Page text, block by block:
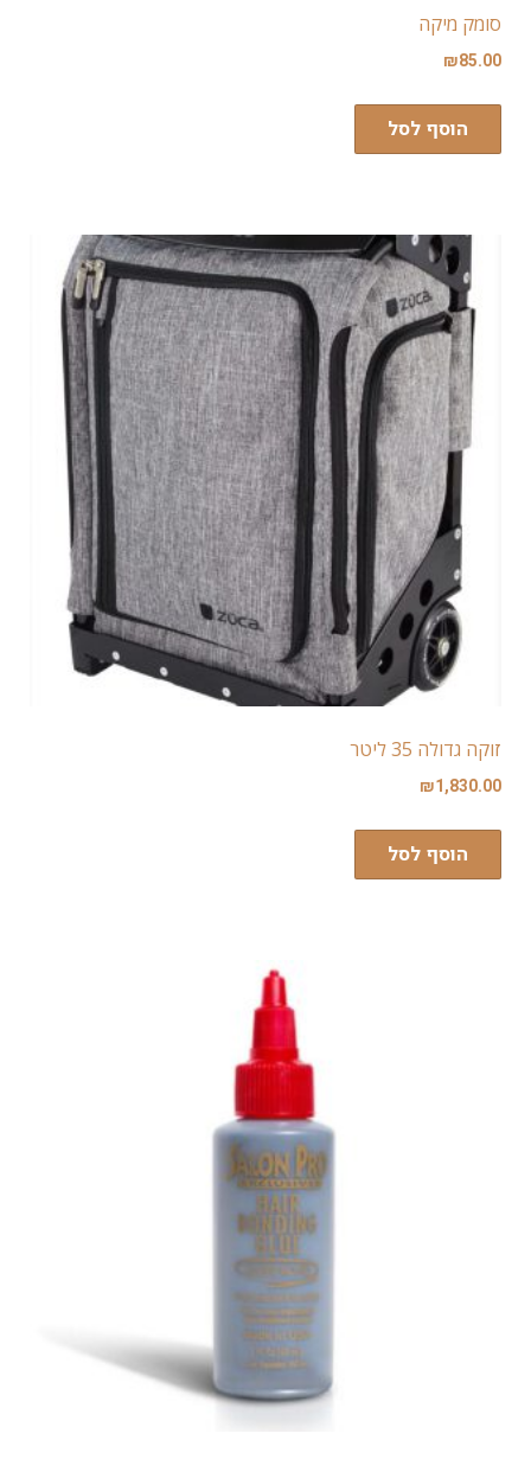
סומק מיקה
₪85.00
הוסף לסל
זוקה גדולה 35 ליטר
₪1,830.00
הוסף לסל